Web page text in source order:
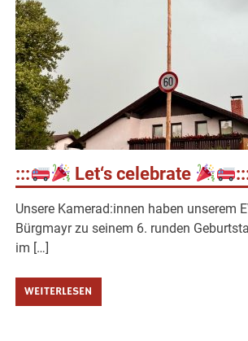
::: Let‘s celebrate
Unsere Kamerad:innen haben unserem
Bürgmayr zu seinem 6. runden
im […]
WEITERLESEN